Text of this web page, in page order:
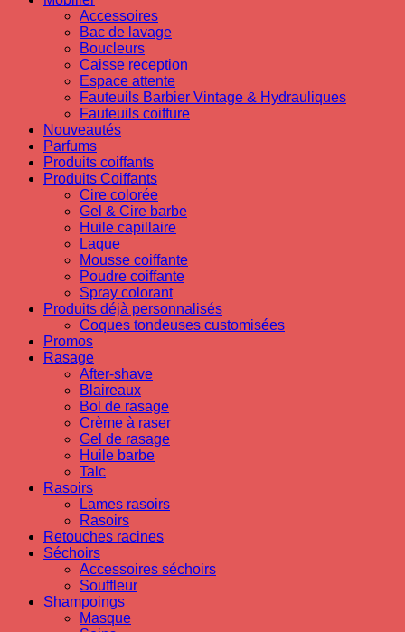
Accessoires
Bac de lavage
Boucleurs
Caisse reception
Espace attente
Fauteuils Barbier Vintage & Hydrauliques
Fauteuils coiffure
Nouveautés
Parfums
Produits coiffants
Produits Coiffants
Cire colorée
Gel & Cire barbe
Huile capillaire
Laque
Mousse coiffante
Poudre coiffante
Spray colorant
Produits déjà personnalisés
Coques tondeuses customisées
Promos
Rasage
After-shave
Blaireaux
Bol de rasage
Crème à raser
Gel de rasage
Huile barbe
Talc
Rasoirs
Lames rasoirs
Rasoirs
Retouches racines
Séchoirs
Accessoires séchoirs
Souffleur
Shampoings
Masque